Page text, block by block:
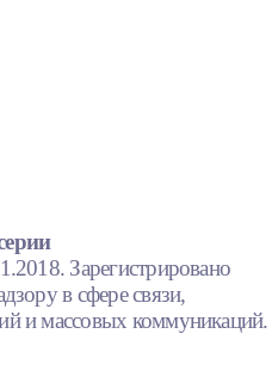
Зарегистрировано
в сфере связи,
и массовых коммуникаций.